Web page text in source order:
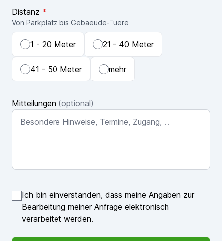
Distanz *
Von Parkplatz bis Gebaeude-Tuere
1 - 20 Meter 21 - 40 Meter
41 - 50 Meter mehr
Mitteilungen (optional)
Ich bin einverstanden, dass meine Angaben zur
Bearbeitung meiner Anfrage elektronisch
verarbeitet werden.